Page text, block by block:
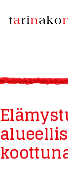
ASIAKKAAT